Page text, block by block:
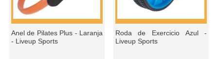
Anel de Pilates Plus - Laranja
- Liveup Sports
Roda de Exercicio Azul -
Liveup Sports